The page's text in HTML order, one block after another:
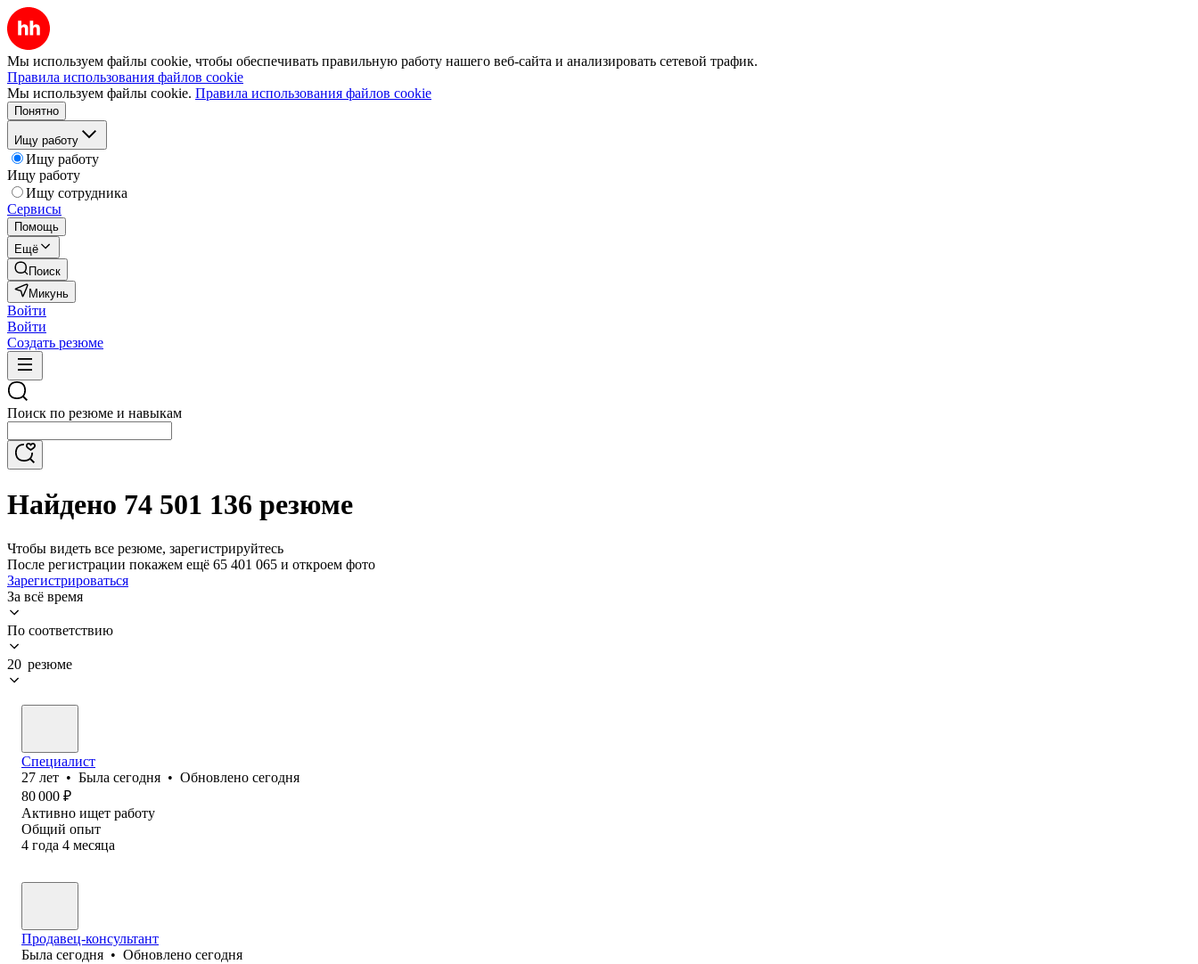
Мы используем файлы cookie, чтобы обеспечивать правильную работу нашего веб-сайта и анализировать сетевой трафик.
Правила использования файлов cookie
Мы используем файлы cookie. Правила использования файлов cookie
Понятно
Ищу работу
Ищу работу
Ищу работу
Ищу сотрудника
Сервисы
Помощь
Ещё
Поиск
Микунь
Войти
Войти
Создать резюме
Поиск по резюме и навыкам
Найдено 74 501 136 резюме
Чтобы видеть все резюме, зарегистрируйтесь
После регистрации покажем ещё 65 401 065 и откроем фото
Зарегистрироваться
За всё время
По соответствию
20 резюме
Специалист
27 лет • Была сегодня • Обновлено сегодня
80 000 ₽
Активно ищет работу
Общий опыт
4 года 4 месяца
Продавец-консультант
Была сегодня • Обновлено сегодня